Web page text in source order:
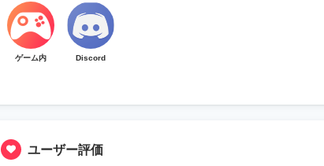
ゲーム内 Discord
ユーザー評価